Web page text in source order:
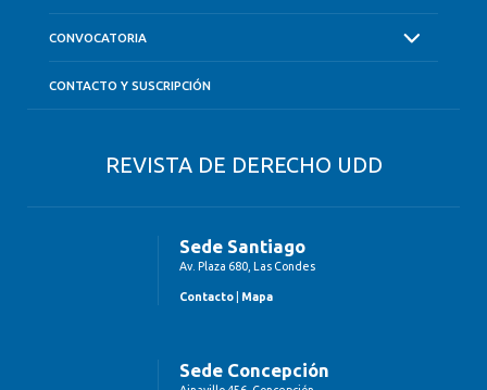
CONVOCATORIA
CONTACTO Y SUSCRIPCIÓN
REVISTA DE DERECHO UDD
Sede Santiago
Av. Plaza 680, Las Condes
Contacto Mapa
Sede Concepción